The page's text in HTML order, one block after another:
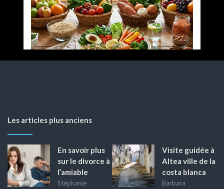
Les articles plus anciens
En savoir plus
sur le divorce à
l’amiable
Stéphanie
Visite guidée à
Altea ville de la
costa blanca
Barbara